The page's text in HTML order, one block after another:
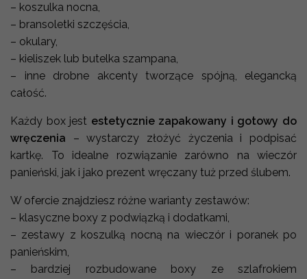
– koszulka nocna,
– bransoletki szczęścia,
– okulary,
– kieliszek lub butelka szampana,
– inne drobne akcenty tworzące spójną, elegancką
całość.
Każdy box jest estetycznie zapakowany i gotowy do
wręczenia – wystarczy złożyć życzenia i podpisać
kartkę. To idealne rozwiązanie zarówno na wieczór
panieński, jak i jako prezent wręczany tuż przed ślubem.
W ofercie znajdziesz różne warianty zestawów:
– klasyczne boxy z podwiązką i dodatkami,
– zestawy z koszulką nocną na wieczór i poranek po
panieńskim,
– bardziej rozbudowane boxy ze szlafrokiem